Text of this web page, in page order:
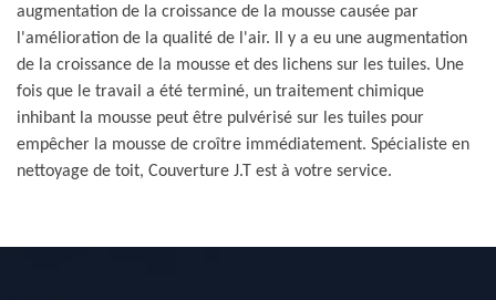
augmentation de la croissance de la mousse causée par
l'amélioration de la qualité de l'air. Il y a eu une augmentation
de la croissance de la mousse et des lichens sur les tuiles. Une
fois que le travail a été terminé, un traitement chimique
inhibant la mousse peut être pulvérisé sur les tuiles pour
empêcher la mousse de croître immédiatement. Spécialiste en
nettoyage de toit, Couverture J.T est à votre service.